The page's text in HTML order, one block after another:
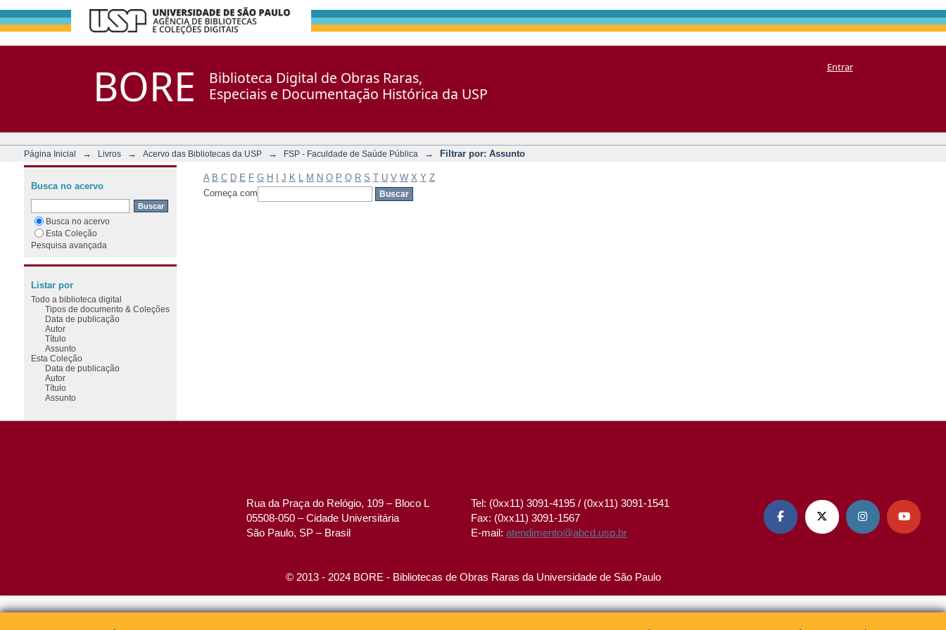
BORE
Biblioteca Digital de Obras Raras,
Especiais e Documentação Histórica da USP
Entrar
Página Inicial → Livros → Acervo das Bibliotecas da USP → FSP - Faculdade de Saúde Pública → Filtrar por: Assunto
A B C D E F G H J K M N O P Q R S T U V W X Y Z
Começa com
Busca no acervo
Busca no acervo
Esta Coleção
Pesquisa avançada
Listar por
Todo a biblioteca digital
Tipos de documento & Coleções
Data de publicação
Autor
Título
Assunto
Esta Coleção
Data de publicação
Autor
Título
Assunto
Rua da Praça do Relógio, 109 – Bloco L
05508-050 – Cidade Universitária
São Paulo, SP – Brasil
Tel: (0xx11) 3091-4195 / (0xx11) 3091-1541
Fax: (0xx11) 3091-1567
E-mail:atendimento@abcd.usp.br
   
© 2013 - 2024 BORE - Bibliotecas de Obras Raras da Universidade de São Paulo